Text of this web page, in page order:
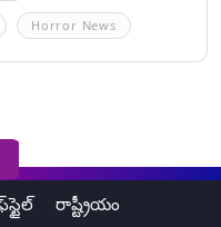
Horror News
రాష్ట్రీయం